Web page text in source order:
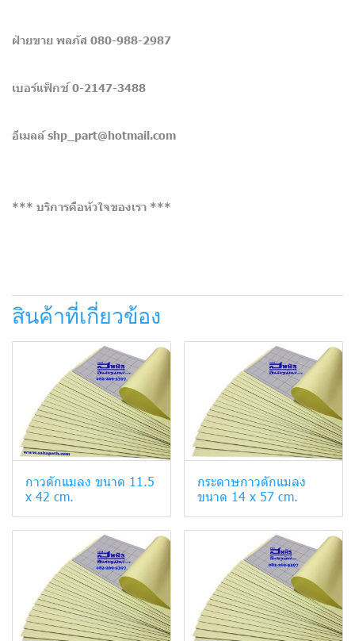
ฝ่ายขาย พลภัส 080-988-2987
เบอร์แฟ็กซ์ 0-2147-3488
อีเมลล์ shp_part@hotmail.com
*** บริการคือหัวใจของเรา ***
สินค้าที่เกี่ยวข้อง
กาวดักแมลง ขนาด 11.5
x 42 cm.
กระดาษกาวดักแมลง
ขนาด 14 x 57 cm.